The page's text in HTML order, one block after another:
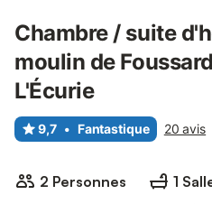
Chambre / suite
moulin de
L'Écurie
9,7 • Fantastique 20 avis
2 Personnes 1